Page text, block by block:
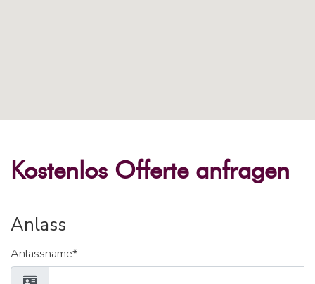
Kostenlos Offerte anfragen
Anlass
Anlassname*